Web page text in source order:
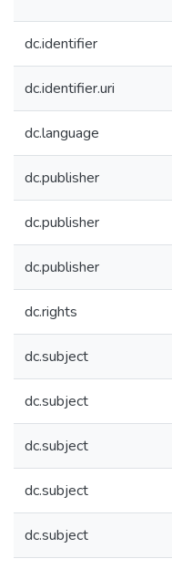
dc.identifier
dc.identifier.uri
dc.language
dc.publisher
dc.publisher
dc.publisher
dc.rights
dc.subject
dc.subject
dc.subject
dc.subject
dc.subject